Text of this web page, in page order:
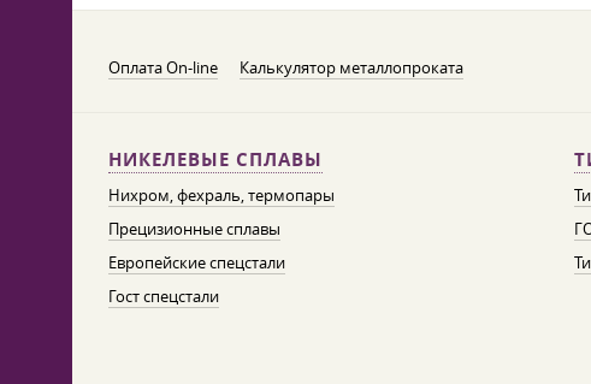
Оплата On-line Калькулятор металлопроката
НИКЕЛЕВЫЕ СПЛАВЫ
Нихром, фехраль, термопары
Прецизионные сплавы
Европейские спецстали
Гост спецстали